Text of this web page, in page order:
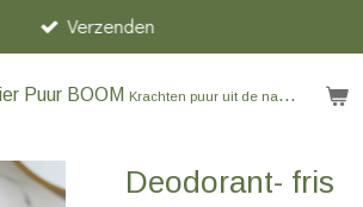
Puur BOOM Krachten puur uit de natuur
Verzenden
Deodorant- fris